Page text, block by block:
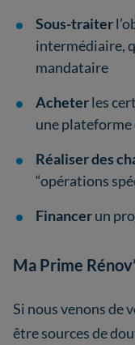
Sous-traiter
intermédiaire,
mandataire
Acheterles
une plateforme
Réaliser des
“opérations
Financerun
Ma Prime
Si nous venons de
être sources de